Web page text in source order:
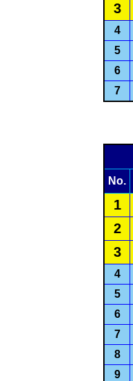
3
4
5
6
7
No.
1
2
3
4
5
6
7
8
9